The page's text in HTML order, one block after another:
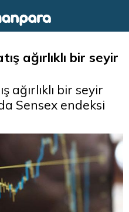
ağırlıklı bir seyir
ağırlıklı bir seyir
Sensex endeksi